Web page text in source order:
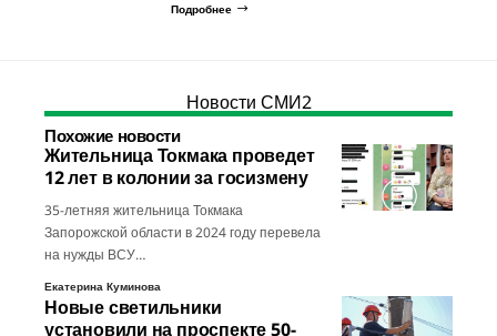
Подробнее
Новости СМИ2
Похожие новости
Жительница Токмака проведет
12 лет в колонии за госизмену
35-летняя жительница Токмака
Запорожской области в 2024 году перевела
на нужды ВСУ…
Екатерина Куминова
Новые светильники
установили на проспекте 50-